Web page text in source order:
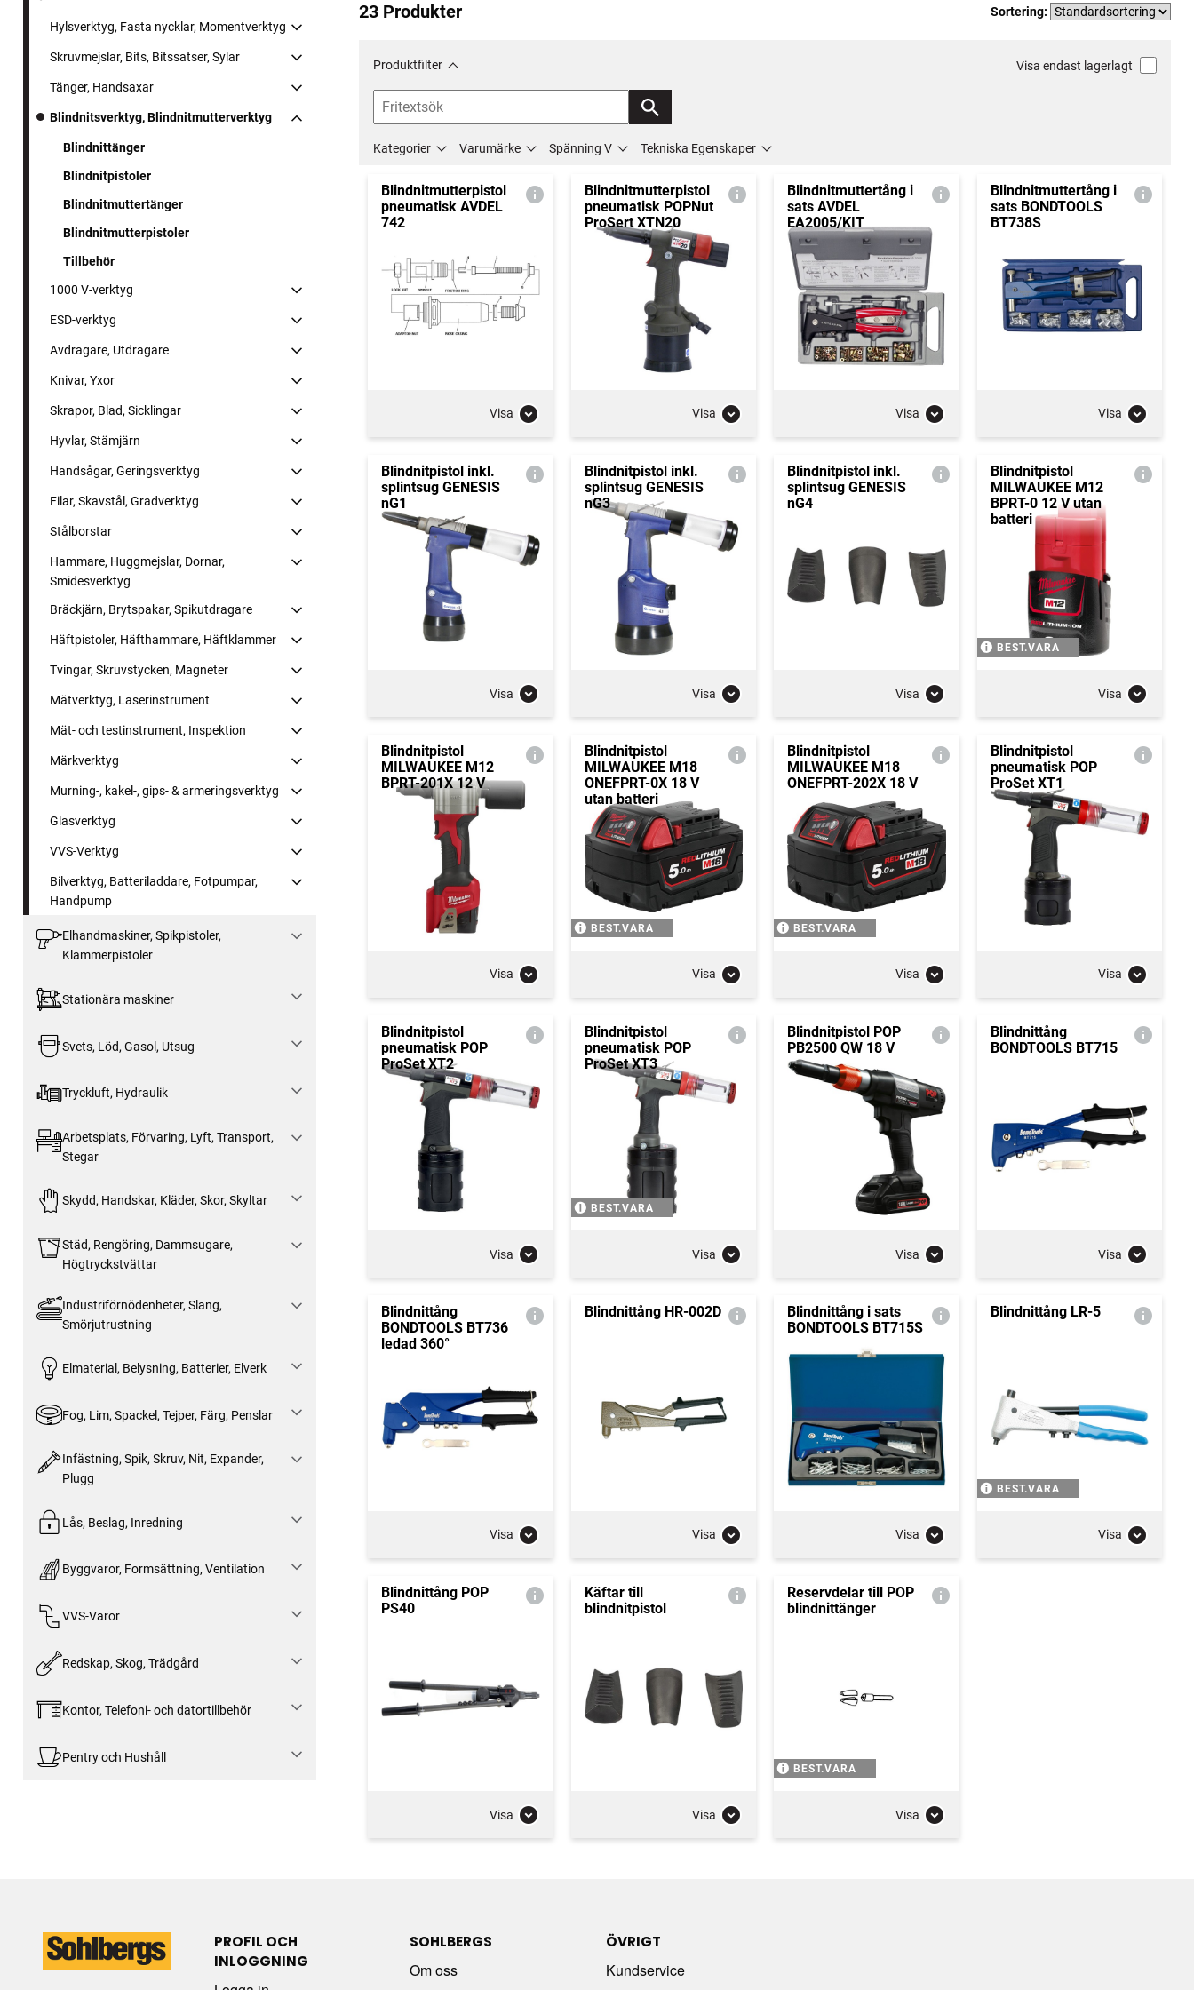
Hylsverktyg, Fasta nycklar, Momentverktyg
Skruvmejslar, Bits, Bitssatser, Sylar
Tänger, Handsaxar
Blindnitsverktyg, Blindnitmutterverktyg
Blindnittänger
Blindnitpistoler
Blindnitmuttertänger
Blindnitmutterpistoler
Tillbehör
1000 V-verktyg
ESD-verktyg
Avdragare, Utdragare
Knivar, Yxor
Skrapor, Blad, Sicklingar
Hyvlar, Stämjärn
Handsågar, Geringsverktyg
Filar, Skavstål, Gradverktyg
Stålborstar
Hammare, Huggmejslar, Dornar,
Smidesverktyg
Bräckjärn, Brytspakar, Spikutdragare
Häftpistoler, Häfthammare, Häftklammer
Tvingar, Skruvstycken, Magneter
Mätverktyg, Laserinstrument
Mät- och testinstrument, Inspektion
Märkverktyg
Murning-, kakel-, gips- & armeringsverktyg
Glasverktyg
VVS-Verktyg
Bilverktyg, Batteriladdare, Fotpumpar,
Handpump
Elhandmaskiner, Spikpistoler,
Klammerpistoler
Stationära maskiner
Svets, Löd, Gasol, Utsug
Tryckluft, Hydraulik
Arbetsplats, Förvaring, Lyft, Transport,
Stegar
Skydd, Handskar, Kläder, Skor, Skyltar
Städ, Rengöring, Dammsugare,
Högtryckstvättar
Industriförnödenheter, Slang,
Smörjutrustning
Elmaterial, Belysning, Batterier, Elverk
Fog, Lim, Spackel, Tejper, Färg, Penslar
Infästning, Spik, Skruv, Nit, Expander,
Plugg
Lås, Beslag, Inredning
Byggvaror, Formsättning, Ventilation
VVS-Varor
Redskap, Skog, Trädgård
Kontor, Telefoni- och datortillbehör
Pentry och Hushåll
23 Produkter Sortering:
Produktfilter Visa endast lagerlagt
Kategorier Varumärke Spänning V Tekniska Egenskaper
Blindnitmutterpistol
pneumatisk AVDEL
742
Visa
Blindnitmutterpistol
pneumatisk POPNut
ProSert XTN20
Visa
Blindnitmuttertång i
sats AVDEL
EA2005/KIT
Visa
Blindnitmuttertång i
sats BONDTOOLS
BT738S
Visa
Blindnitpistol inkl.
splintsug GENESIS
nG1
Visa
Blindnitpistol inkl.
splintsug GENESIS
nG3
Visa
Blindnitpistol inkl.
splintsug GENESIS
nG4
Visa
Blindnitpistol
MILWAUKEE M12
BPRT-0 12 V utan
batteri
BEST.VARA
Visa
Blindnitpistol
MILWAUKEE M12
BPRT-201X 12 V
Visa
Blindnitpistol
MILWAUKEE M18
ONEFPRT-0X 18 V
utan batteri
BEST.VARA
Visa
Blindnitpistol
MILWAUKEE M18
ONEFPRT-202X 18 V
BEST.VARA
Visa
Blindnitpistol
pneumatisk POP
ProSet XT1
Visa
Blindnitpistol
pneumatisk POP
ProSet XT2
Visa
Blindnitpistol
pneumatisk POP
ProSet XT3
BEST.VARA
Visa
Blindnitpistol POP
PB2500 QW 18 V
Visa
Blindnittång
BONDTOOLS BT715
Visa
Blindnittång
BONDTOOLS BT736
ledad 360°
Visa
Blindnittång HR-002D
Visa
Blindnittång i sats
BONDTOOLS BT715S
Visa
Blindnittång LR-5
BEST.VARA
Visa
Blindnittång POP
PS40
Visa
Käftar till
blindnitpistol
Visa
Reservdelar till POP
blindnittänger
BEST.VARA
Visa
PROFIL OCH
INLOGGNING
SOHLBERGS
Om oss
ÖVRIGT
Kundservice